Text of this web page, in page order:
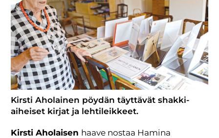
Kirsti Aholainen pöydän täyttävät shakki-
aiheiset kirjat ja lehtileikkeet.
Kirsti Aholaisen haave nostaa Hamina